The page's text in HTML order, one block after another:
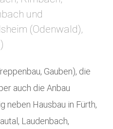
und
(Odenwald),
Gauben), die
auch die Anbau
neben Hausbau in Fürth,
Laudenbach,